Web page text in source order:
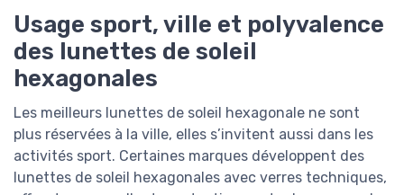
Usage sport, ville et polyvalence
des lunettes de soleil
hexagonales
Les meilleurs lunettes de soleil hexagonale ne sont
plus réservées à la ville, elles s’invitent aussi dans les
activités sport. Certaines marques développent des
lunettes de soleil hexagonales avec verres techniques,